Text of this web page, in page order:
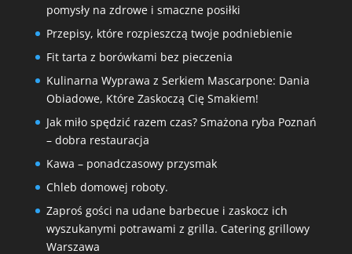
pomysły na zdrowe i smaczne posiłki
Przepisy, które rozpieszczą twoje podniebienie
Fit tarta z borówkami bez pieczenia
Kulinarna Wyprawa z Serkiem Mascarpone: Dania
Obiadowe, Które Zaskoczą Cię Smakiem!
Jak miło spędzić razem czas? Smażona ryba Poznań
– dobra restauracja
Kawa – ponadczasowy przysmak
Chleb domowej roboty.
Zaproś gości na udane barbecue i zaskocz ich
wyszukanymi potrawami z grilla. Catering grillowy
Warszawa